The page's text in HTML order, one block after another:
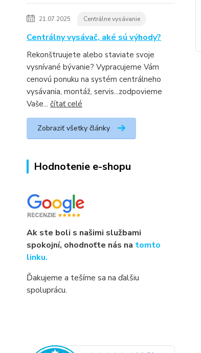
21.07.2025 Centrálne vysávanie
Centrálny vysávač, aké sú výhody?
Rekonštruujete alebo staviate svoje
vysnívané bývanie? Vypracujeme Vám
cenovú ponuku na systém centrálneho
vysávania, montáž, servis...zodpovieme
Vaše... čítať celé
Zobraziť všetky články
Hodnotenie e-shopu
Ak ste boli s našimi službami
spokojní, ohodnoťte nás na tomto
linku.
Ďakujeme a tešíme sa na ďalšiu
spoluprácu.